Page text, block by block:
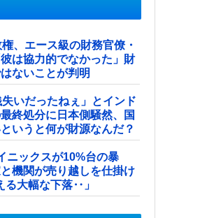
、エース級の財務官僚・
は協力的でなかった」財
ないことが判明
いだったねぇ」とインド
終処分に日本側騒然、国
いうと何が財源なんだ？
ニックスが10%台の暴
機関が売り越しを仕掛け
る大幅な下落‥」